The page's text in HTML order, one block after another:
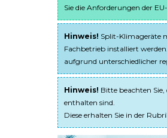
Sie die Anforderungen der
Hinweis! Split-Klimageräte
Fachbetrieb installiert
aufgrund unterschiedlicher
Hinweis! Bitte beachten
enthalten sind.
Diese erhalten Sie in der